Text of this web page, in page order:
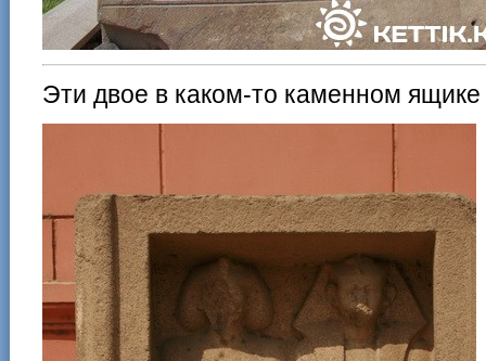
Эти двое в каком-то каменном